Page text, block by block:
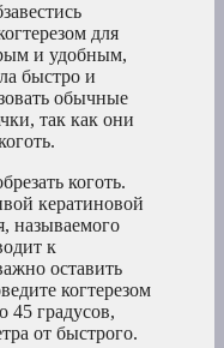
для
и удобным,
быстро и
обычные
так как они
коготь.
кератиновой
называемого
к
оставить
когтерезом
45 градусов,
от быстрого.